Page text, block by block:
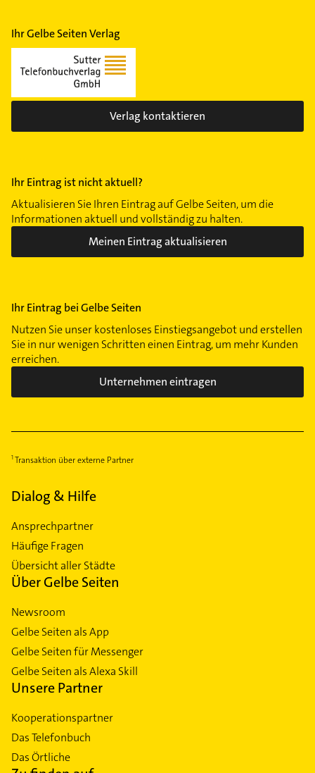
Ihr Gelbe Seiten Verlag
Verlag kontaktieren
Ihr Eintrag ist nicht aktuell?
Aktualisieren Sie Ihren Eintrag auf Gelbe Seiten, um die
Informationen aktuell und vollständig zu halten.
Meinen Eintrag aktualisieren
Ihr Eintrag bei Gelbe Seiten
Nutzen Sie unser kostenloses Einstiegsangebot und erstellen
Sie in nur wenigen Schritten einen Eintrag, um mehr Kunden
erreichen.
Unternehmen eintragen
Transaktion über externe Partner
Dialog & Hilfe
Ansprechpartner
Häufige Fragen
Übersicht aller Städte
Über Gelbe Seiten
Newsroom
Gelbe Seiten als App
Gelbe Seiten für Messenger
Gelbe Seiten als Alexa Skill
Unsere Partner
Kooperationspartner
Das Telefonbuch
Das Örtliche